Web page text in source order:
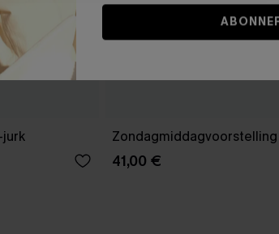
jurk
41,00 €